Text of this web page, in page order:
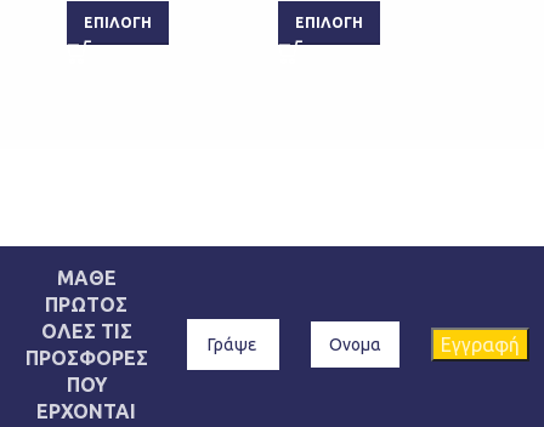
ΕΠΙΛΟΓΉ ΕΠΙΛΟΓΉ
ΜΑΘΕ
ΠΡΩΤΟΣ
ΟΛΕΣ ΤΙΣ
ΠΡΟΣΦΟΡΕΣ
ΠΟΥ
ΕΡΧΟΝΤΑΙ